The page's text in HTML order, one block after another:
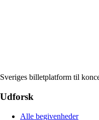
Sveriges billetplatform til
Udforsk
Alle begivenheder